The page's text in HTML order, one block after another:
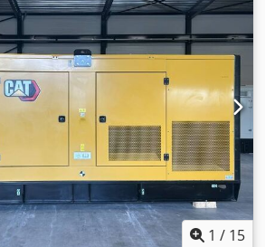
l Neem contact op met Team DPX
= Extra opties en accessoires = -
- Stalen dak - Tankwagen
1 / 15